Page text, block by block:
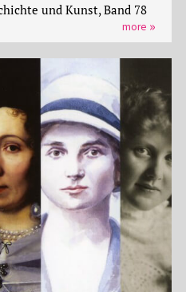
und Kunst, Band 78
more